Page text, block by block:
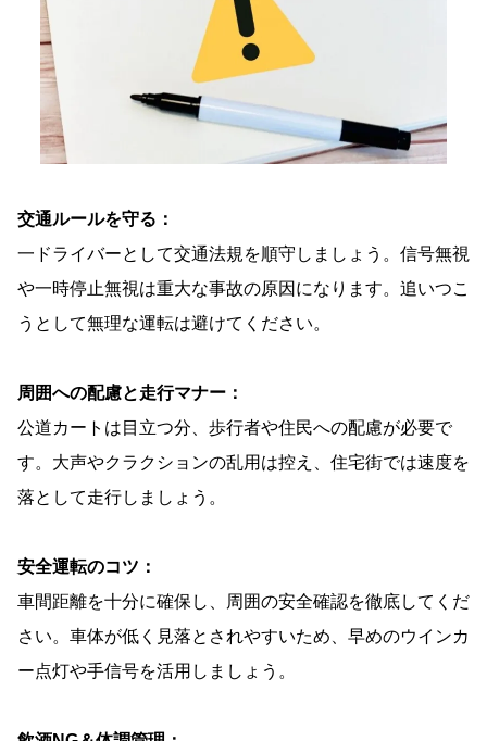
交通ルールを守る：
一ドライバーとして交通法規を順守しましょう。信号無視
や一時停止無視は重大な事故の原因になります。追いつこ
うとして無理な運転は避けてください。
周囲への配慮と走行マナー：
公道カートは目立つ分、歩行者や住民への配慮が必要で
す。大声やクラクションの乱用は控え、住宅街では速度を
落として走行しましょう。
安全運転のコツ：
車間距離を十分に確保し、周囲の安全確認を徹底してくだ
さい。車体が低く見落とされやすいため、早めのウインカ
ー点灯や手信号を活用しましょう。